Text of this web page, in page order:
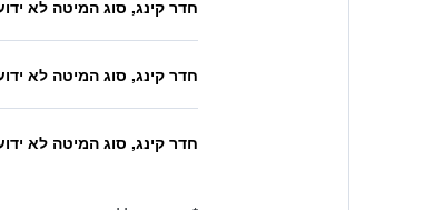
חדר קינג, סוג המיטה לא
חדר קינג, סוג המיטה לא
חדר קינג, סוג המיטה לא